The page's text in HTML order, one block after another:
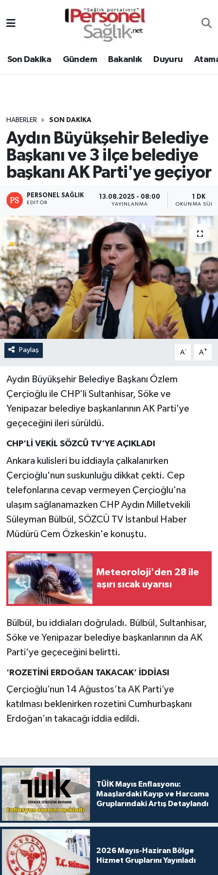
Son Dakika Gündem Bakanlık Duyuru
HABERLER SON DAKIKA
Aydın Büyükşehir Belediye
Başkanı ve 3 ilçe belediye
başkanı AK Parti'ye geçiyor
PERSONEL SAĞLIK
EDITÖR
13.08.2025 - 08:00
YAYINLANMA
1 DK
OKUNMA
Paylaş A- A+
Aydın Büyükşehir Belediye Başkanı Özlem
Çerçioğlu ile CHP’li Sultanhisar, Söke ve
Yenipazar belediye başkanlarının AK Parti'ye
geçeceğini ileri sürüldü.
CHP'Lİ VEKİL SÖZCÜ TV'YE AÇIKLADI
Ankara kulisleri bu iddiayla çalkalanırken
Çerçioğlu'nun suskunluğu dikkat çekti. Cep
telefonlarına cevap vermeyen Çerçioğlu'na
ulaşım sağlanamazken CHP Aydın Milletvekili
Süleyman Bülbül, SÖZCÜ TV İstanbul Haber
Müdürü Cem Özkeskin'e konuştu.
Meteoroloji'den 28 ile
aşırı sıcak uyarısı
Bülbül, bu iddiaları doğruladı. Bülbül, Sultanhisar,
Söke ve Yenipazar belediye başkanlarının da AK
Parti'ye geçeceğini belirtti.
'ROZETİNİ ERDOĞAN TAKACAK' İDDİASI
Çerçioğlu’nun 14 Ağustos’ta AK Parti’ye
katılması beklenirken rozetini Cumhurbaşkanı
Erdoğan’ın takacağı iddia edildi.
TÜİK Mayıs Enflasyonu:
Maaşlardaki Kayıp ve Harcama
Gruplarındaki Artış Detaylandı
2026 Mayıs-Haziran Bölge
Hizmet Gruplarını Yayınladı
Gündem
Atamalar
Mevzuat
Nöbetçi Eczaneler
Hava Durumu
Tüm Manşetler
Son Dakika Haberleri